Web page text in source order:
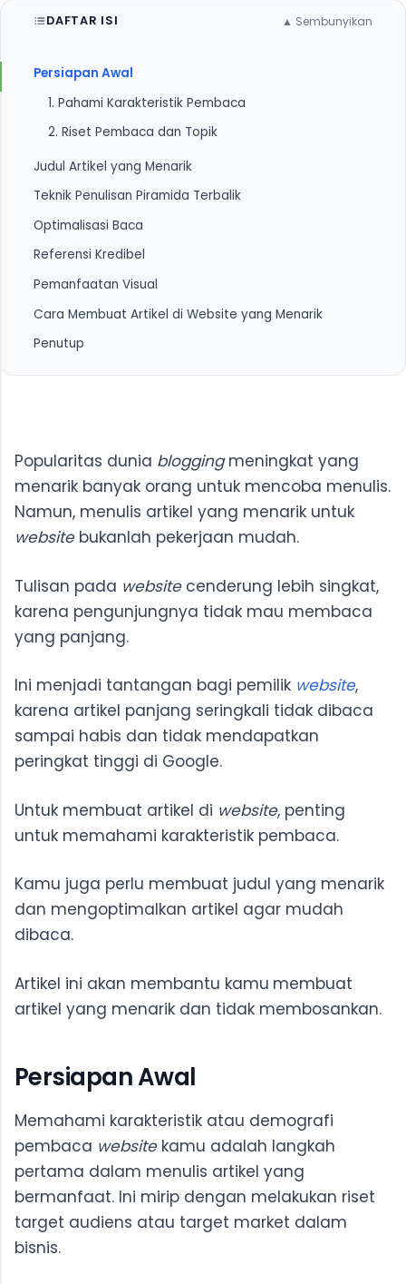
DAFTAR ISI ▲ Sembunyikan
Persiapan Awal
1. Pahami Karakteristik Pembaca
2. Riset Pembaca dan Topik
Judul Artikel yang Menarik
Teknik Penulisan Piramida Terbalik
Optimalisasi Baca
Referensi Kredibel
Pemanfaatan Visual
Gambar, Video, dan Infografis
Cara Membuat Artikel di Website yang Menarik
Penutup
Popularitas dunia bloggingmeningkat yang
menarik banyak orang untuk mencoba menulis.
Namun, menulis artikel yang menarik untuk
websitebukanlah pekerjaan mudah.
Tulisan pada websitecenderung lebih singkat,
karena pengunjungnya tidak mau membaca
yang panjang.
Ini menjadi tantangan bagi pemilik website,
karena artikel panjang seringkali tidak dibaca
sampai habis dan tidak mendapatkan
peringkat tinggi di Google.
Untuk membuat artikel di website, penting
untuk memahami karakteristik pembaca.
Kamu juga perlu membuat judul yang menarik
dan mengoptimalkan artikel agar mudah
dibaca.
Artikel ini akan membantu kamu membuat
artikel yang menarik dan tidak membosankan.
Persiapan Awal
Memahami karakteristik atau demografi
pembaca websitekamu adalah langkah
pertama dalam menulis artikel yang
bermanfaat. Ini mirip dengan melakukan riset
target audiens atau target market dalam
bisnis.